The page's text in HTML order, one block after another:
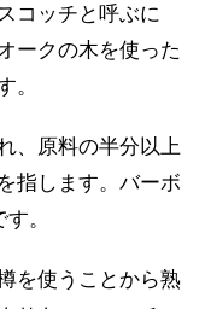
コッチと呼ぶに
ークの木を使った
。
、原料の半分以上
指します。バーボ
。
を使うことから熟